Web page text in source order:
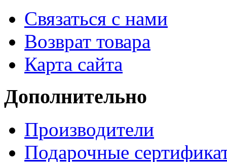
Связаться с нами
Возврат товара
Карта сайта
Дополнительно
Производители
Подарочные